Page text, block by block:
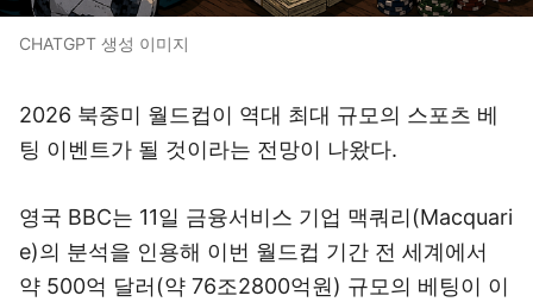
CHATGPT 생성 이미지
2026 북중미 월드컵이 역대 최대 규모의 스포츠 베
팅 이벤트가 될 것이라는 전망이 나왔다.
영국 BBC는 11일 금융서비스 기업 맥쿼리(Macquari
e)의 분석을 인용해 이번 월드컵 기간 전 세계에서
약 500억 달러(약 76조2800억원) 규모의 베팅이 이